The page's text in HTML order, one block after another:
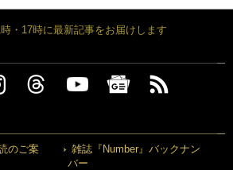
・17時に最新記事をお届けします
のご案
雑誌『Number』バックナン
バー